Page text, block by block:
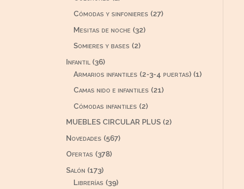
Cómodas y sinfonieres 2727
Mesitas de noche 3232
Somieres y bases 22
Infantil 3636
productos
Armarios infantiles (2-3-4 puertas) 11
Camas nido e infantiles 2121
Cómodas infantiles 22
productos
MUEBLES CIRCULAR PLUS 22
Novedades 567567
Ofertas 378378
Salón 173173
productos
Librerías 3939